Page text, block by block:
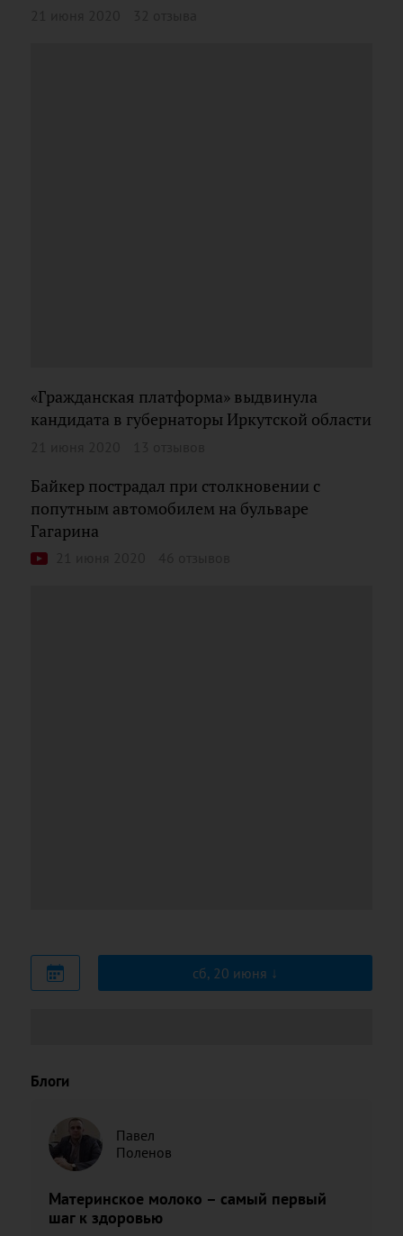
«Гражданская платформа» выдвинула
кандидата в губернаторы Иркутской области
Байкер пострадал при столкновении с
попутным автомобилем на бульваре
Гагарина
сб, 20 июня
Блоги
Павел
Поленов
Материнское молоко – самый первый
шаг к здоровью